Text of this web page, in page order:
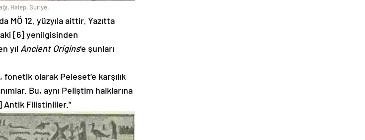
Halep, Suriye.
MÖ 12. yüzyıla aittir. Yazıtta
[6] yenilgisinden
yıl Ancient Origins’e şunları
olarak Peleset’e karşılık
Bu, aynı Peliştim halklarına
Antik Filistinliler.”